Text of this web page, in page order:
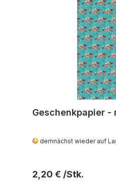
Geschenkpapier -
demnächst wieder auf
Regulärer Preis:
2,20 €